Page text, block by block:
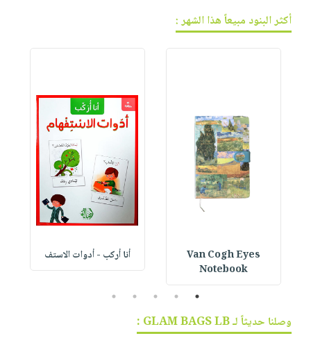
أكثر البنود مبيعاً هذا الشهر :
Van Cogh Eyes
Notebook
أنا أركب - أدوات الاستف
1
2
3
4
5
وصلنا حديثاً لـ GLAM BAGS LB :